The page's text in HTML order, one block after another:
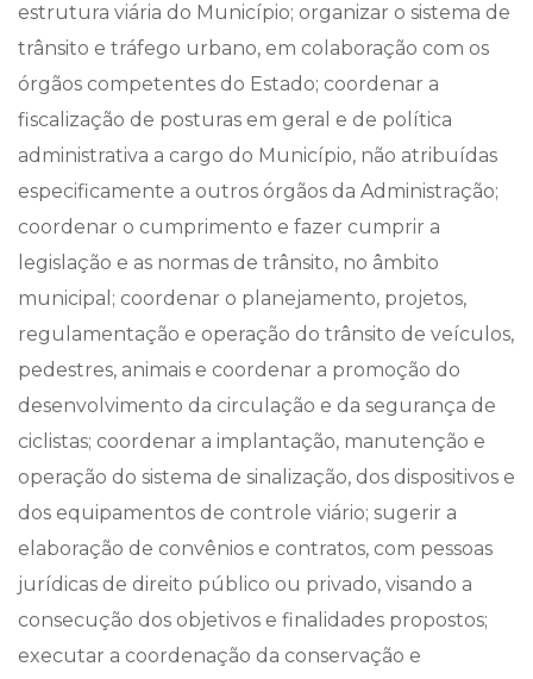
estrutura viária do Município; organizar o sistema de
trânsito e tráfego urbano, em colaboração com os
órgãos competentes do Estado; coordenar a
fiscalização de posturas em geral e de política
administrativa a cargo do Município, não atribuídas
especificamente a outros órgãos da Administração;
coordenar o cumprimento e fazer cumprir a
legislação e as normas de trânsito, no âmbito
municipal; coordenar o planejamento, projetos,
regulamentação e operação do trânsito de veículos,
pedestres, animais e coordenar a promoção do
desenvolvimento da circulação e da segurança de
ciclistas; coordenar a implantação, manutenção e
operação do sistema de sinalização, dos dispositivos e
dos equipamentos de controle viário; sugerir a
elaboração de convênios e contratos, com pessoas
jurídicas de direito público ou privado, visando a
consecução dos objetivos e finalidades propostos;
executar a coordenação da conservação e